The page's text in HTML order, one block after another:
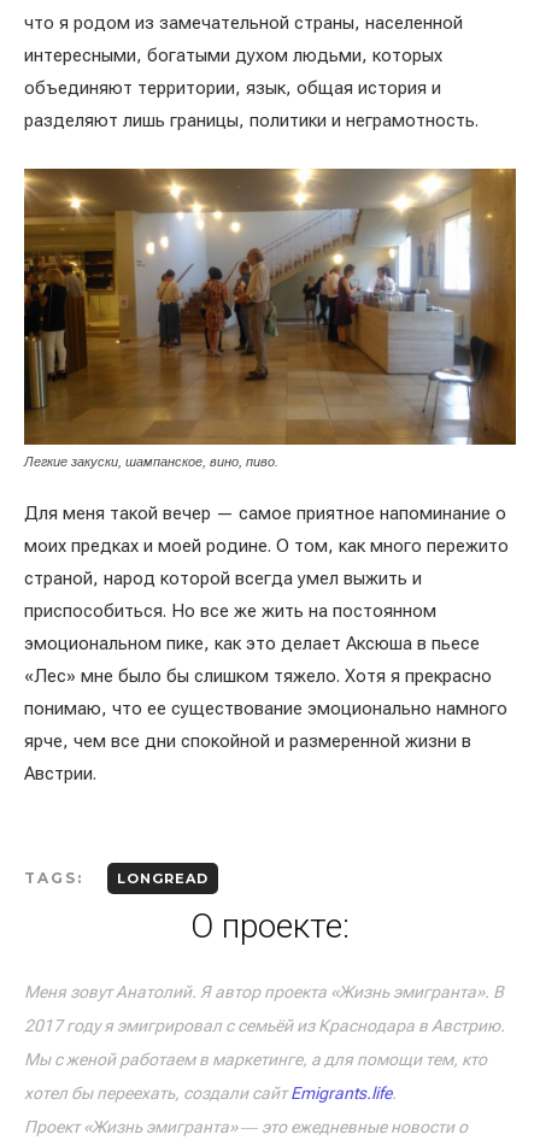
что я родом из замечательной страны, населенной
интересными, богатыми духом людьми, которых
объединяют территории, язык, общая история и
разделяют лишь границы, политики и неграмотность.
Легкие закуски, шампанское, вино, пиво.
Для меня такой вечер — самое приятное напоминание о
моих предках и моей родине. О том, как много пережито
страной, народ которой всегда умел выжить и
приспособиться. Но все же жить на постоянном
эмоциональном пике, как это делает Аксюша в пьесе
«Лес» мне было бы слишком тяжело. Хотя я прекрасно
понимаю, что ее существование эмоционально намного
ярче, чем все дни спокойной и размеренной жизни в
Австрии.
TAGS: LONGREAD
О проекте:
Меня зовут Анатолий. Я автор проекта «Жизнь эмигранта». В
2017 году я эмигрировал с семьёй из Краснодара в Австрию.
Мы с женой работаем в маркетинге, а для помощи тем, кто
хотел бы переехать, создали сайтEmigrants.life.
Проект «Жизнь эмигранта» ― это ежедневные новости о